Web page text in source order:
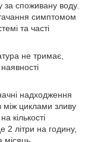
за споживану воду.
симптомом
та часті
не тримає,
надходження
між циклами зливу
кількості
2 літри на годину,